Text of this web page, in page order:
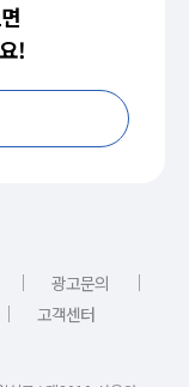
!
｜ 광고문의
｜
｜ 고객센터